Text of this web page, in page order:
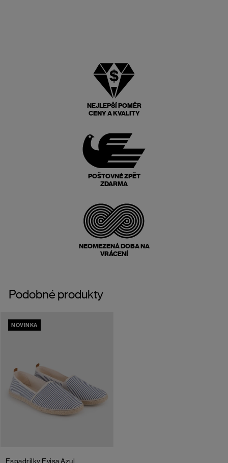
NEJLEPŠÍ POMĚR
CENY A KVALITY
POŠTOVNÉ ZPĚT
ZDARMA
NEOMEZENÁ DOBA NA
VRÁCENÍ
Podobné produkty
NOVINKA
Espadrilky EvisaAzul